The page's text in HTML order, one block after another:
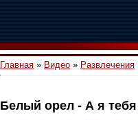
Главная » Видео » Развлечения
Белый орел - А я